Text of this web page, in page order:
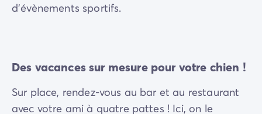
d'évènements sportifs.
Des vacances sur mesure pour votre chien !
Sur place, rendez-vous au bar et au restaurant
avec votre ami à quatre pattes ! Ici, on le